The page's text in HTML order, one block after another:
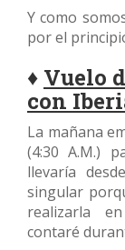
Y como
por el
♦ Vuelo
con
La mañana
(4:30 A.M.)
llevaría
singular
realizarla
contaré